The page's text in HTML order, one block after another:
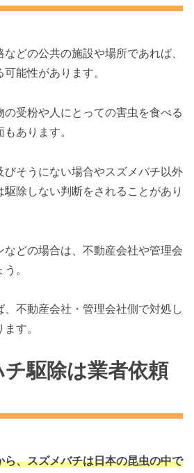
どの公共の施設や場所であれば、
能性があります。
受粉や人にとっての害虫を食べる
あります。
びそうにない場合やスズメバチ以外
除しない判断をされることがあり
などの場合は、不動産会社や管理会
。
不動産会社・管理会社側で対処し
す。
駆除は業者依頼
ら、スズメバチは日本の昆虫の中で